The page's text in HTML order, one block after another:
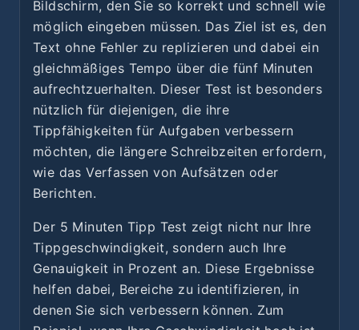
Bildschirm, den Sie so korrekt und schnell wie
möglich eingeben müssen. Das Ziel ist es, den
Text ohne Fehler zu replizieren und dabei ein
gleichmäßiges Tempo über die fünf Minuten
aufrechtzuerhalten. Dieser Test ist besonders
nützlich für diejenigen, die ihre
Tippfähigkeiten für Aufgaben verbessern
möchten, die längere Schreibzeiten erfordern,
wie das Verfassen von Aufsätzen oder
Berichten.
Der 5 Minuten Tipp Test zeigt nicht nur Ihre
Tippgeschwindigkeit, sondern auch Ihre
Genauigkeit in Prozent an. Diese Ergebnisse
helfen dabei, Bereiche zu identifizieren, in
denen Sie sich verbessern können. Zum